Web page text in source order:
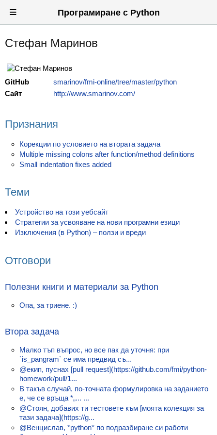
Вход
Регистрация
Новини
Задачи
Предизвикателства
Хитринки
Класация
≡ Програмиране с Python
Стефан Маринов
GitHub
smarinov/fmi-online/tree/master/python
Сайт
http://www.smarinov.com/
Признания
Корекции по условието на втората задача
Multiple missing colons after function/method definitions
Small indentation fixes added
Теми
Устройство на този уебсайт
Стратегии за усвояване на нови програмни езици
Изключения (в Python) – ползи и вреди
Отговори
Полезни книги и материали за Python
Опа, за триене. :)
Втора задача
Малко тъп въпрос, но все пак да уточня: при
`is_pangram` се има предвид съ...
@екип, пуснах [pull request](https://github.com/fmi/python-
homework/pull/1...
В такъв случай, по-точната формулировка на заданието
е, че се връща *„... ...
@Стоян, добавих ти тестовете към [моята колекция за
тази задача](https://g...
@Венцислав, *python* по подразбиране си работи